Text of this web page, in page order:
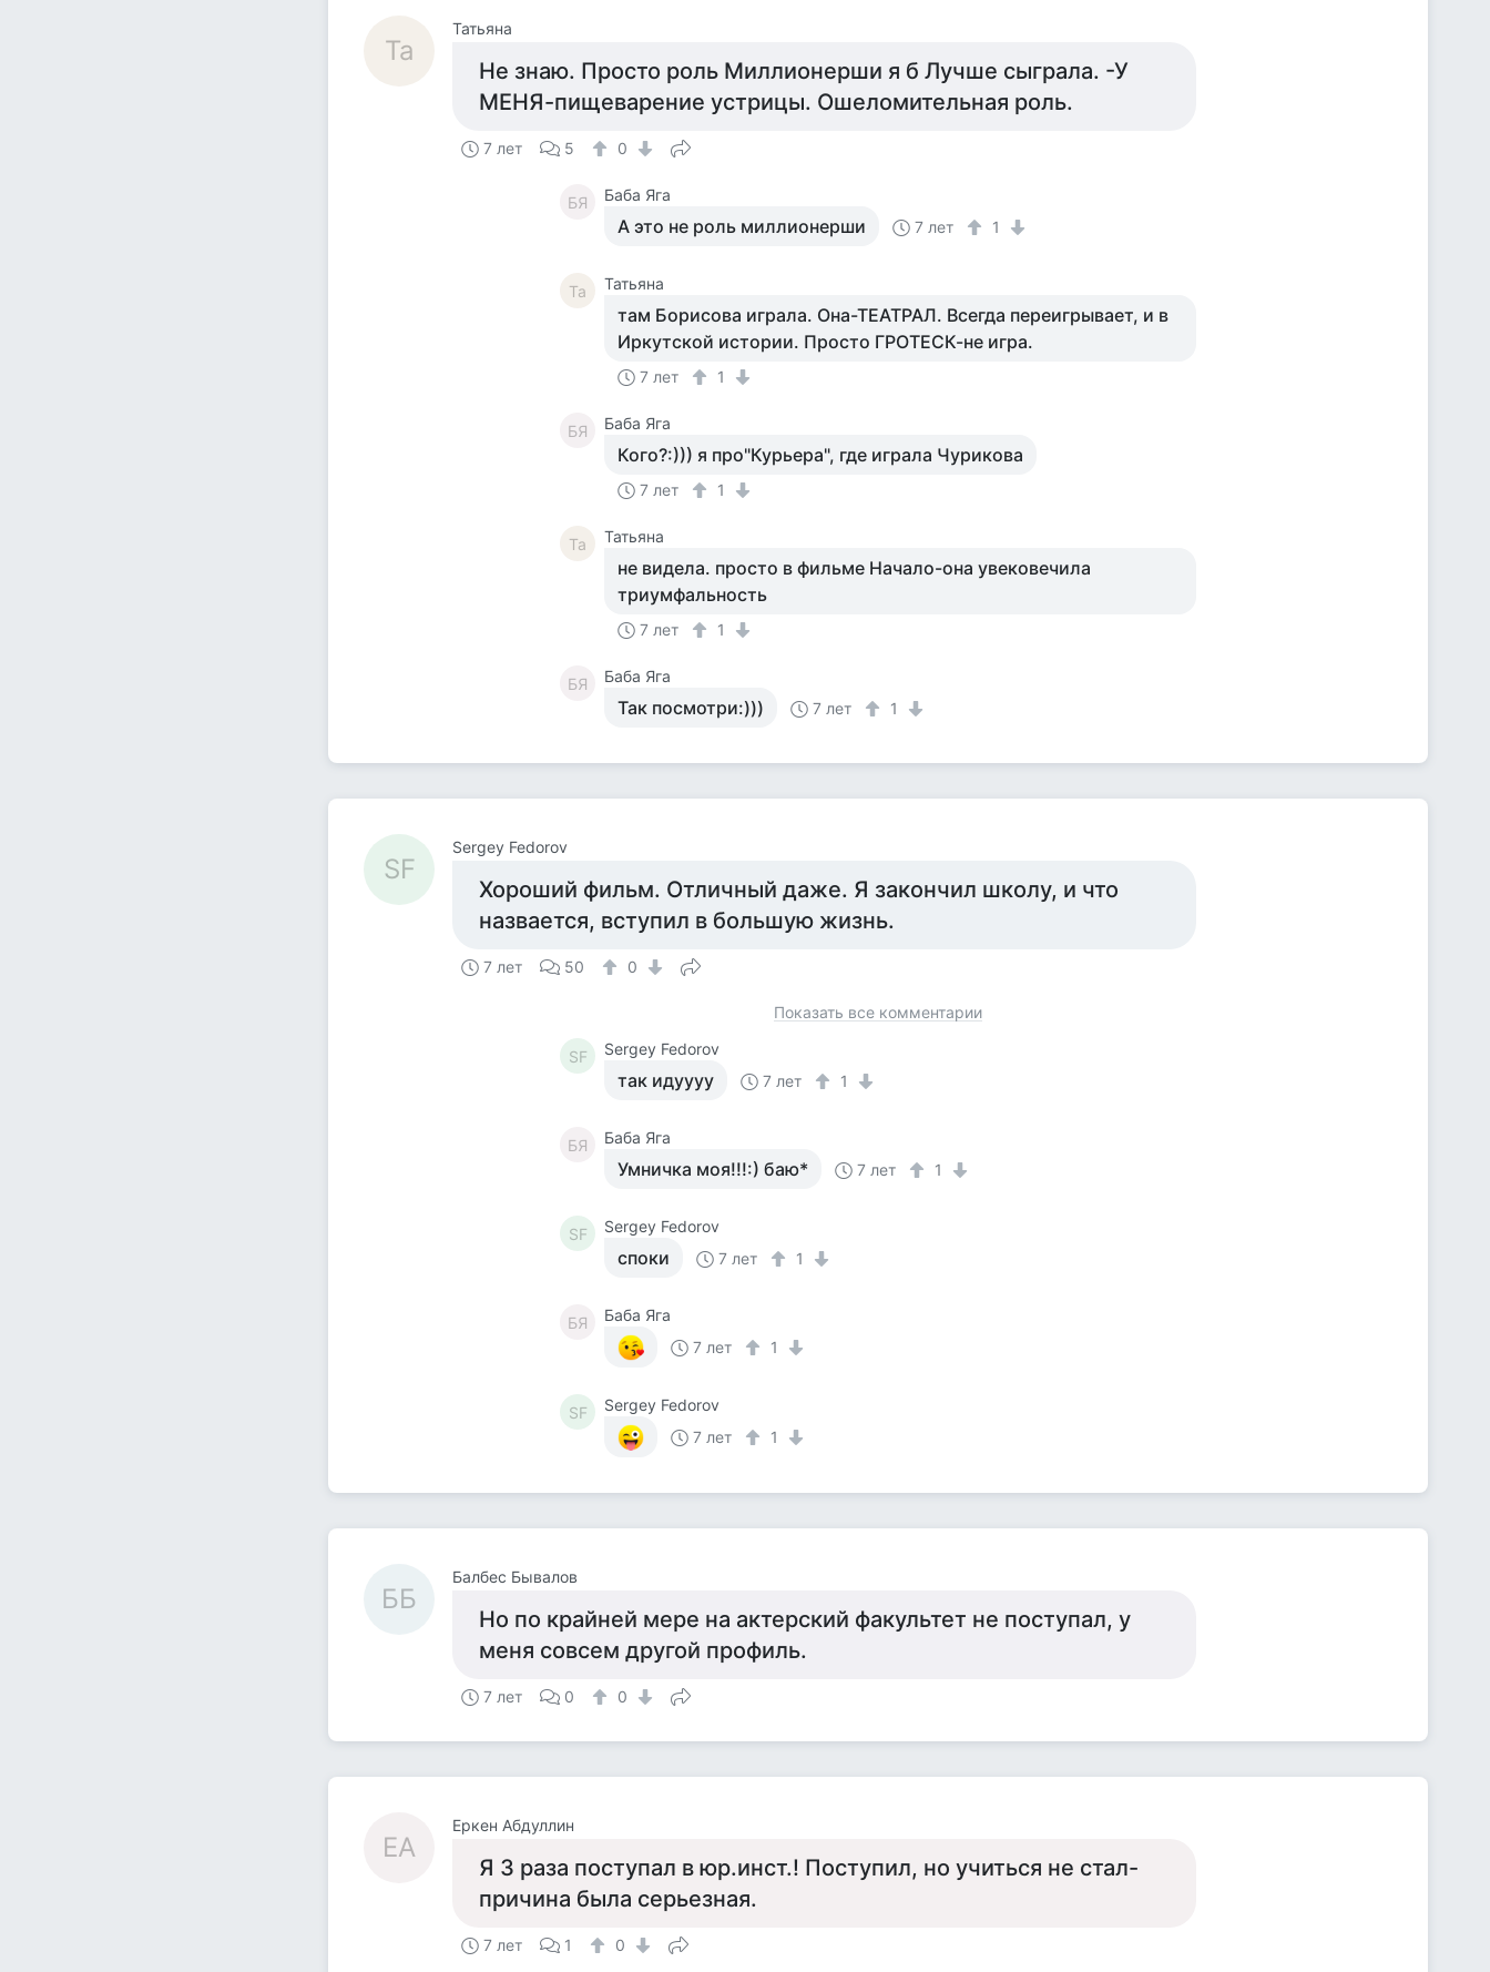
Та
Татьяна
Не знаю. Просто роль Миллионерши я б Лучше сыграла. -У
МЕНЯ-пищеварение устрицы. Ошеломительная роль.
7 лет 5 0
БЯ Баба Яга
А это не роль миллионерши 7 лет 1
Та Татьяна
там Борисова играла. Она-ТЕАТРАЛ. Всегда переигрывает, и в
Иркутской истории. Просто ГРОТЕСК-не игра.
7 лет 1
БЯ Баба Яга
Кого?:))) я про"Курьера", где играла Чурикова
7 лет 1
Та Татьяна
не видела. просто в фильме Начало-она увековечила
триумфальность
7 лет 1
БЯ Баба Яга
Так посмотри:))) 7 лет 1
SF
Sergey Fedorov
Хороший фильм. Отличный даже. Я закончил школу, и что
назвается, вступил в большую жизнь.
7 лет 50 0
Показать все комментарии
SF Sergey Fedorov
так идуууу 7 лет 1
БЯ Баба Яга
Умничка моя!!!:) баю* 7 лет 1
SF Sergey Fedorov
споки 7 лет 1
БЯ
Баба Яга
7 лет
1
SF
Sergey Fedorov
7 лет
1
ББ
Балбес Бывалов
Но по крайней мере на актерский факультет не поступал, у
меня совсем другой профиль.
7 лет 0 0
ЕА
Еркен Абдуллин
Я 3 раза поступал в юр.инст.! Поступил, но учиться не стал-
причина была серьезная.
7 лет 1 0